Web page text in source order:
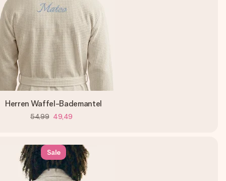
Herren Waffel-Bademantel
54,99 49,49
Sale